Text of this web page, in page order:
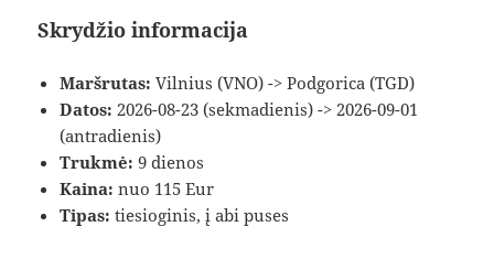
Skrydžio informacija
Maršrutas: Vilnius (VNO) -> Podgorica (TGD)
Datos: 2026-08-23 (sekmadienis) -> 2026-09-01
(antradienis)
Trukmė: 9 dienos
Kaina: nuo 115 Eur
Tipas: tiesioginis, į abi puses